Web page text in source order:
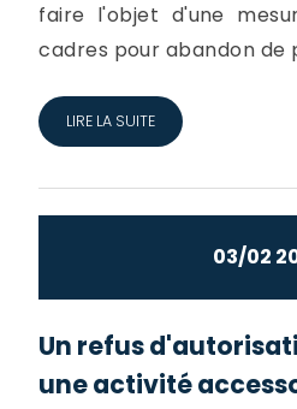
faire l'objet d'une
cadres pour abandon de
LIRE LA SUITE
03/02
Un refus
une activité